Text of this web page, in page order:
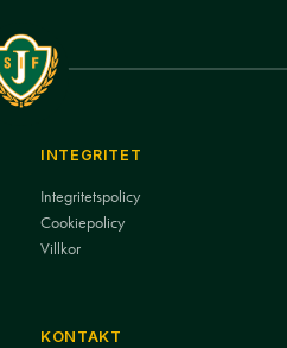
INTEGRITET
Integritetspolicy
Cookiepolicy
Villkor
KONTAKT